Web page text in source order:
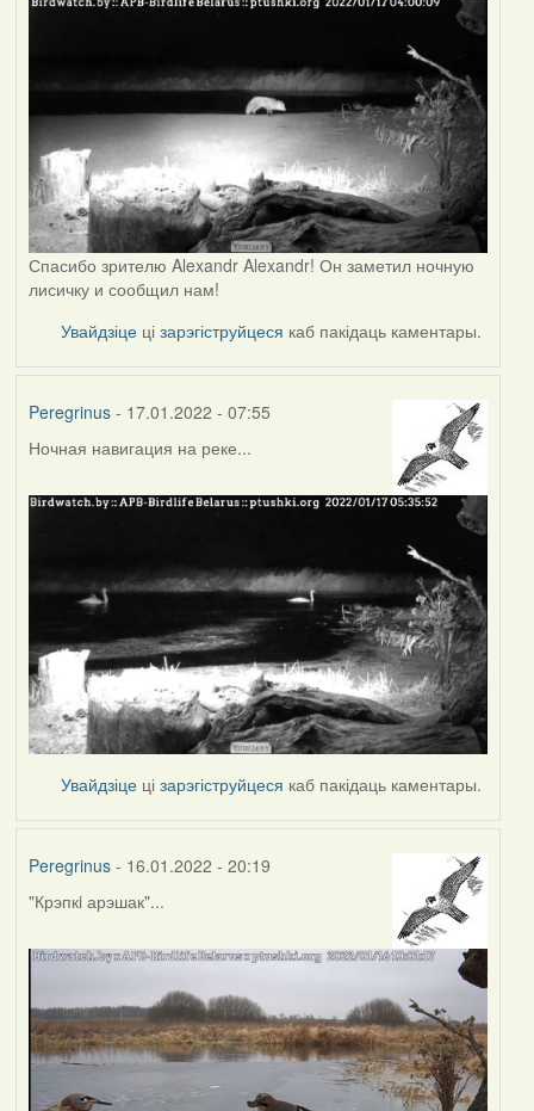
Спасибо зрителю Alexandr Alexandr! Он заметил ночную
лисичку и сообщил нам!
Увайдзіце цізарэгіструйцеся каб пакідаць каментары.
Peregrinus- 17.01.2022 - 07:55
Ночная навигация на реке...
Увайдзіце цізарэгіструйцеся каб пакідаць каментары.
Peregrinus- 16.01.2022 - 20:19
"Крэпкi арэшак"...